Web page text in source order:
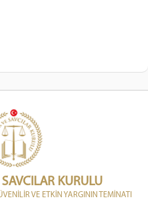
KURULU
VE ETKİN YARGININ TEMİNATI